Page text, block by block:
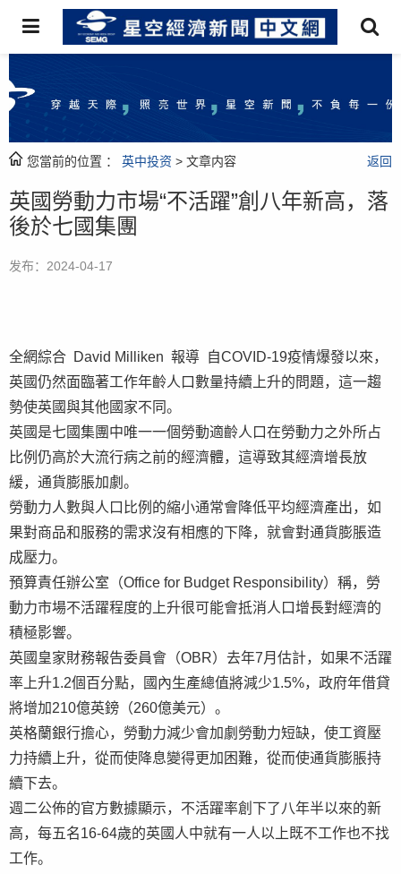
您當前的位置 ： 英中投资 > 文章内容 返回
英國勞動力市場“不活躍”創八年新高，落
後於七國集團
发布：2024-04-17
全網綜合 David Milliken 報導 自COVID-19疫情爆發以來，
英國仍然面臨著工作年齡人口數量持續上升的問題，這一趨
勢使英國與其他國家不同。
英國是七國集團中唯一一個勞動適齡人口在勞動力之外所占
比例仍高於大流行病之前的經濟體，這導致其經濟增長放
緩，通貨膨脹加劇。
勞動力人數與人口比例的縮小通常會降低平均經濟產出，如
果對商品和服務的需求沒有相應的下降，就會對通貨膨脹造
成壓力。
預算責任辦公室（Office for Budget Responsibility）稱，勞
動力市場不活躍程度的上升很可能會抵消人口增長對經濟的
積極影響。
英國皇家財務報告委員會（OBR）去年7月估計，如果不活躍
率上升1.2個百分點，國內生產總值將減少1.5%，政府年借貸
將增加210億英鎊（260億美元）。
英格蘭銀行擔心，勞動力減少會加劇勞動力短缺，使工資壓
力持續上升，從而使降息變得更加困難，從而使通貨膨脹持
續下去。
週二公佈的官方數據顯示，不活躍率創下了八年半以來的新
高，每五名16-64歲的英國人中就有一人以上既不工作也不找
工作。